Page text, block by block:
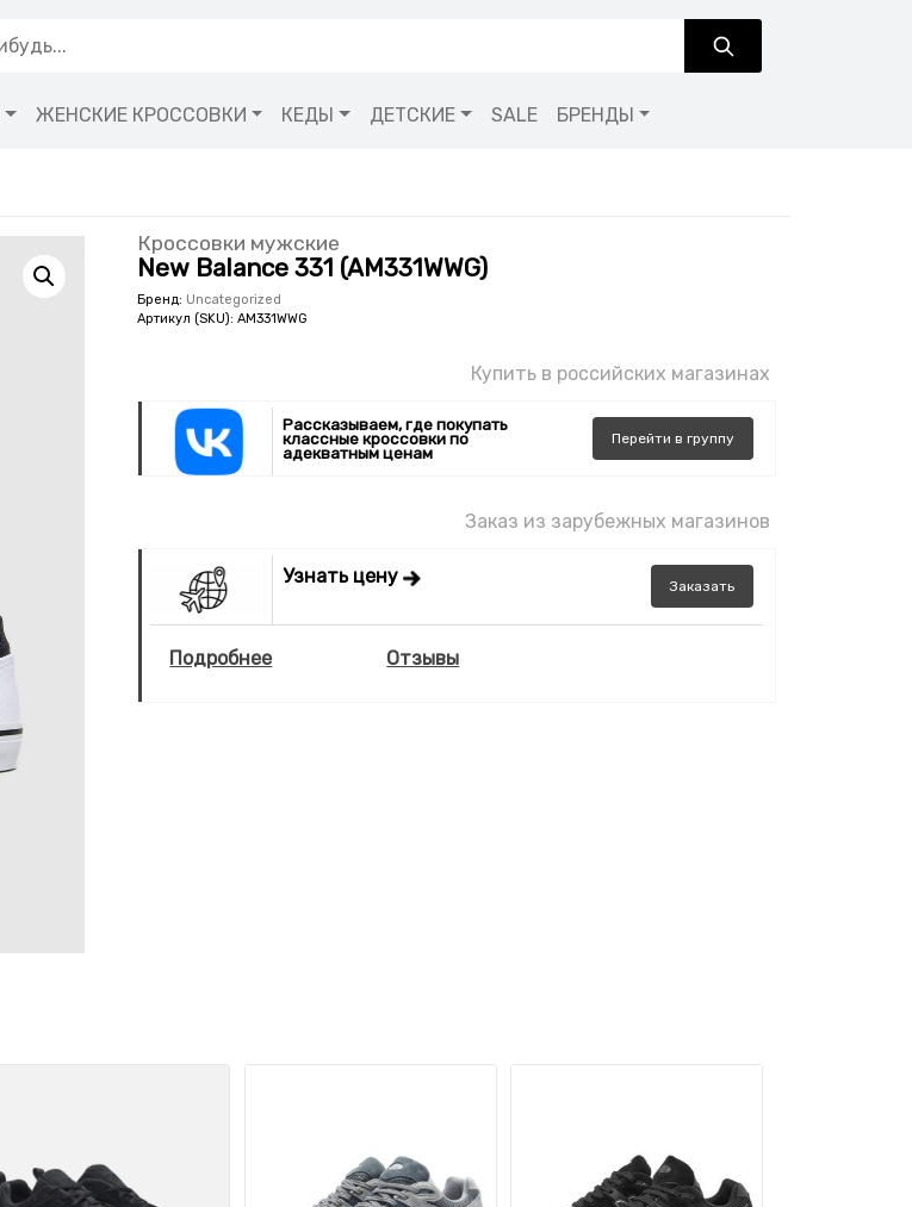
ЖЕНСКИЕ КРОССОВКИ КЕДЫ ДЕТСКИЕ SALE БРЕНДЫ
Кроссовки мужские
New Balance 331 (AM331WWG)
Бренд: Uncategorized
Артикул (SKU):AM331WWG
Купить в российских магазинах
Рассказываем, где покупать
классные кроссовки по
адекватным ценам
Перейти в группу
Заказ из зарубежных магазинов
Узнать цену Заказать
Подробнее Отзывы